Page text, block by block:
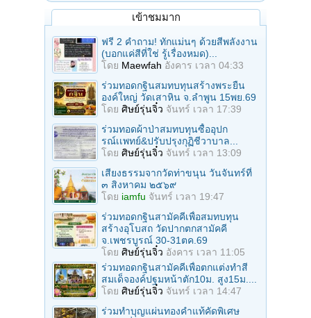
เข้าชมมาก
ฟรี 2 คำถาม! ทักแม่นๆ ด้วยสีพลังงาน
(บอกแค่สีที่ใช่ รู้เรื่องหมด)...
โดย Maewfah อังคาร เวลา 04:33
ร่วมทอดกฐินสมทบทุนสร้างพระยืน
องค์ใหญ่ วัดเสาหิน จ.ลําพูน 15พย.69
โดย ศิษย์รุ่นจิ๋ว จันทร์ เวลา 17:39
ร่วมทอดผ้าป่าสมทบทุนซื้ออุปก
รณ์เเพทย์&ปรับปรุงกุฏิชีวาบาล...
โดย ศิษย์รุ่นจิ๋ว จันทร์ เวลา 13:09
เสียงธรรมจากวัดท่าขนุน วันจันทร์ที่
๓ สิงหาคม ๒๕๖๙
โดย iamfu จันทร์ เวลา 19:47
ร่วมทอดกฐินสามัคคีเพื่อสมทบทุน
สร้างอุโบสถ วัดปากตกสามัคคี
จ.เพชรบูรณ์ 30-31ตค.69
โดย ศิษย์รุ่นจิ๋ว อังคาร เวลา 11:05
ร่วมทอดกฐินสามัคคีเพื่อตกแต่งทำสี
สมเด็จองค์ปฐมหน้าตัก10ม. สูง15ม....
โดย ศิษย์รุ่นจิ๋ว จันทร์ เวลา 14:47
ร่วมทําบุญแผ่นทองคำแท้คัดพิเศษ